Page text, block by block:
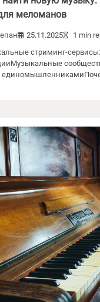
меломанов
25.11.2025
1 min
стриминг-